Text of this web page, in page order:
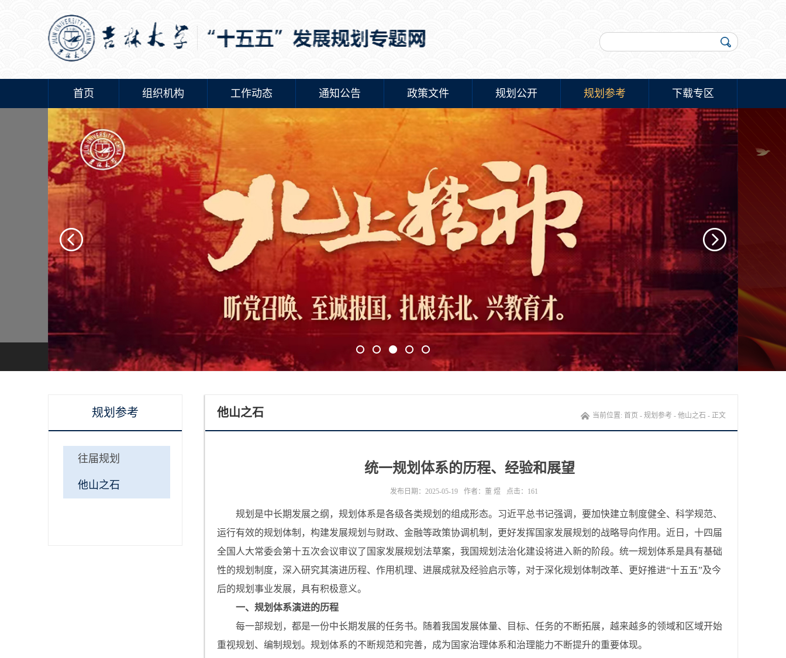
首页 组织机构 工作动态 通知公告 政策文件 规划公开 规划参考 下载专区
1 2 3 4 5
规划参考
往届规划
他山之石
他山之石 当前位置: 首页 - 规划参考 - 他山之石 - 正文
统一规划体系的历程、经验和展望
发布日期：2025-05-19 作者：董 煜 点击： 161
规划是中长期发展之纲，规划体系是各级各类规划的组成形态。习近平总书记强调，要加快建立制度健全、科学规范、
运行有效的规划体制，构建发展规划与财政、金融等政策协调机制，更好发挥国家发展规划的战略导向作用。近日，十四届
全国人大常委会第十五次会议审议了国家发展规划法草案，我国规划法治化建设将进入新的阶段。统一规划体系是具有基础
性的规划制度，深入研究其演进历程、作用机理、进展成就及经验启示等，对于深化规划体制改革、更好推进“十五五”及今
后的规划事业发展，具有积极意义。
一、规划体系演进的历程
每一部规划，都是一份中长期发展的任务书。随着我国发展体量、目标、任务的不断拓展，越来越多的领域和区域开始
重视规划、编制规划。规划体系的不断规范和完善，成为国家治理体系和治理能力不断提升的重要体现。